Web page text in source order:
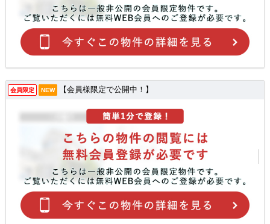
会員限定 NEW 【会員様限定で公開中！】